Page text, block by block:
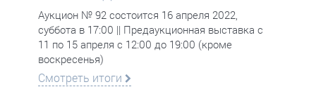
Аукцион № 92 состоится 16 апреля 2022,
суббота в 17:00 || Предаукционная выставка с
11 по 15 апреля с 12:00 до 19:00 (кроме
воскресенья)
Смотреть итоги